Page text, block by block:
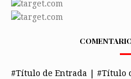
#Título de Entrada | #Título